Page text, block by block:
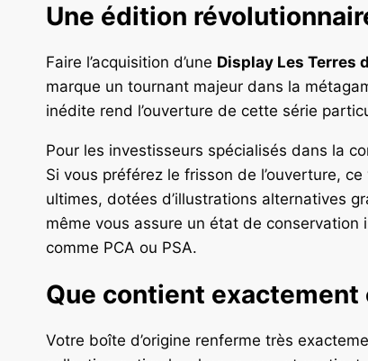
Une édition
Faire l’acquisition d’une Display Les Terres
marque un tournant majeur dans la
inédite rend l’ouverture de cette série
Pour les investisseurs spécialisés dans la
Si vous préférez le frisson de l’ouverture,
ultimes, dotées d’illustrations alternatives
même vous assure un état de
comme PCA ou PSA.
Que contient exactement
Votre boîte d’origine renferme très